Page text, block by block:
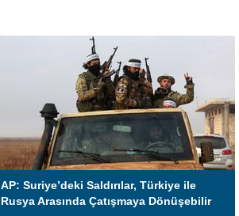
AP: Suriye’deki Saldırılar, Türkiye ile
Rusya Arasında Çatışmaya Dönüşebilir